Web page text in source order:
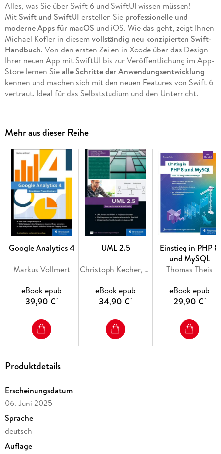
Alles, was Sie über Swift 6 und SwiftUI wissen müssen!
Mit Swift und SwiftUI erstellen Sie professionelle und
moderne Apps für macOS und iOS. Wie das geht, zeigt Ihnen
Michael Kofler in diesem vollständig neu konzipierten Swift-
Handbuch. Von den ersten Zeilen in Xcode über das Design
Ihrer neuen App mit SwiftUI bis zur Veröffentlichung im App-
Store lernen Siealle Schritte der Anwendungsentwicklung
kennen und machen sich mit den neuen Features von Swift 6
vertraut. Ideal für das Selbststudium und den Unterricht.
Crashkurs Xcode
Schleifen, Funktionen und Closures
Strukturen, Klassen und Protokolle
Views anwenden und selbst programmieren
App-Design und Animation
Data Binding, SwiftData und iCloud
Internationalisierung und App Store
Inhaltsverzeichnis
Vorwort . . . 13
Teil I. Einführung . . . 17
1. Hello, World! . . . 19
1. 1 . . . Erste Schritte mit Xcode . . . 20
1. 2 . . . Der Hello-World-Code . . . 24
Mehr aus dieser Reihe
Google Analytics 4
Markus Vollmert
eBook epub
39,90 €*
UML 2.5
Christoph Kecher, Ralf Hoffmann-Elbern, Torsten T. Will
eBook epub
34,90 €*
Einstieg in PHP 8
und MySQL
Thomas Theis
eBook epub
29,90 €*
Produktdetails
Erscheinungsdatum
06. Juni 2025
Sprache
deutsch
Auflage